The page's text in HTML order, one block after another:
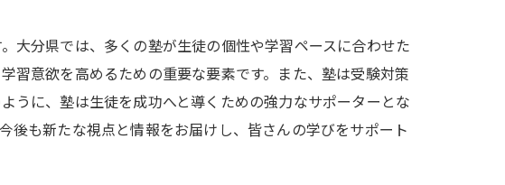
大分県では、多くの塾が生徒の個性や学習ペースに合わせた
習意欲を高めるための重要な要素です。また、塾は受験対策
うに、塾は生徒を成功へと導くための強力なサポーターとな
後も新たな視点と情報をお届けし、皆さんの学びをサポート